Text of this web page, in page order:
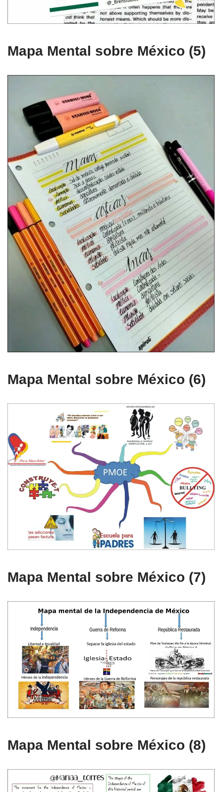
Mapa Mental sobre México (5)
Mapa Mental sobre México (6)
Mapa Mental sobre México (7)
Mapa Mental sobre México (8)